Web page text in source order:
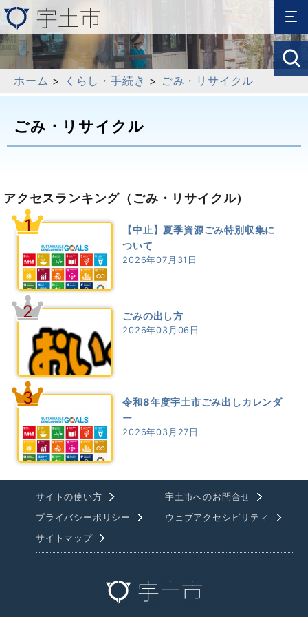
ホーム > くらし・手続き > ごみ・リサイクル
ごみ・リサイクル
アクセスランキング （ごみ・リサイクル）
1
【中止】夏季資源ごみ特別収集に
ついて
2026年07月31日
2 ごみの出し方
2026年03月06日
3
令和8年度宇土市ごみ出しカレンダ
ー
2026年03月27日
サイトの使い方
宇土市へのお問合せ
プライバシーポリシー
ウェブアクセシビリティ
サイトマップ